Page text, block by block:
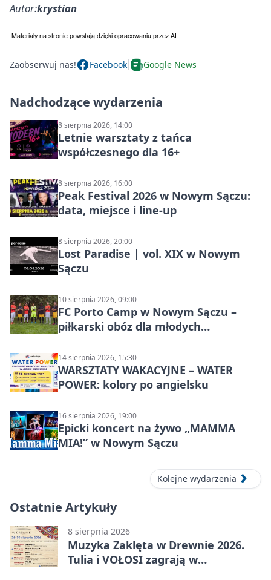
Autor:krystian
Zaobserwuj nas! Facebook Google News
Nadchodzące wydarzenia
8 sierpnia 2026, 14:00
Letnie warsztaty z tańca
współczesnego dla 16+
8 sierpnia 2026, 16:00
Peak Festival 2026 w Nowym Sączu:
data, miejsce i line-up
8 sierpnia 2026, 20:00
Lost Paradise | vol. XIX w Nowym
Sączu
10 sierpnia 2026, 09:00
FC Porto Camp w Nowym Sączu –
piłkarski obóz dla młodych
14 sierpnia 2026, 15:30
WARSZTATY WAKACYJNE – WATER
POWER: kolory po angielsku
16 sierpnia 2026, 19:00
Epicki koncert na żywo „MAMMA
MIA!” w Nowym Sączu
Kolejne wydarzenia
Ostatnie Artykuły
8 sierpnia 2026
Muzyka Zaklęta w Drewnie 2026.
Tulia i VOŁOSI zagrają w